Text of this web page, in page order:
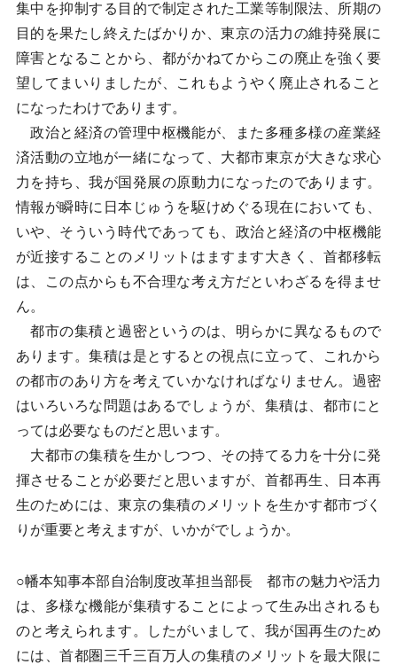
集中を抑制する目的で制定された工業等制限法、所期の
目的を果たし終えたばかりか、東京の活力の維持発展に
障害となることから、都がかねてからこの廃止を強く要
望してまいりましたが、これもようやく廃止されること
になったわけであります。
政治と経済の管理中枢機能が、また多種多様の産業経
済活動の立地が一緒になって、大都市東京が大きな求心
力を持ち、我が国発展の原動力になったのであります。
情報が瞬時に日本じゅうを駆けめぐる現在においても、
いや、そういう時代であっても、政治と経済の中枢機能
が近接することのメリットはますます大きく、首都移転
は、この点からも不合理な考え方だといわざるを得ませ
ん。
都市の集積と過密というのは、明らかに異なるもので
あります。集積は是とするとの視点に立って、これから
の都市のあり方を考えていかなければなりません。過密
はいろいろな問題はあるでしょうが、集積は、都市にと
っては必要なものだと思います。
大都市の集積を生かしつつ、その持てる力を十分に発
揮させることが必要だと思いますが、首都再生、日本再
生のためには、東京の集積のメリットを生かす都市づく
りが重要と考えますが、いかがでしょうか。
○幡本知事本部自治制度改革担当部長 都市の魅力や活力
は、多様な機能が集積することによって生み出されるも
のと考えられます。したがいまして、我が国再生のため
には、首都圏三千三百万人の集積のメリットを最大限に